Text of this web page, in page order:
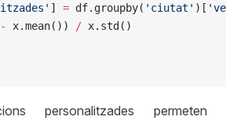
] = df.groupby( 'ciutat' )[
- x.mean()) / x.std()
personalitzades permeten